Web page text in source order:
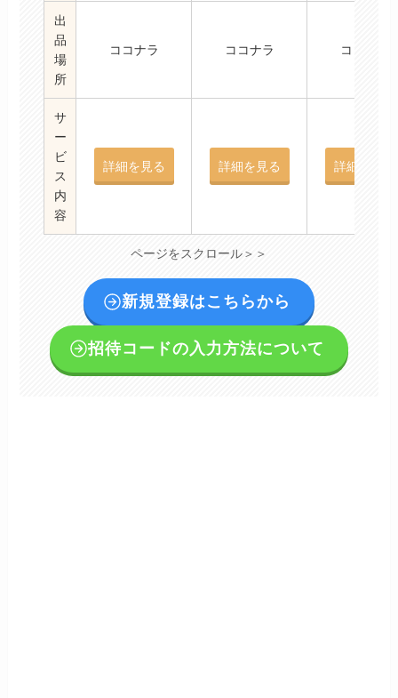
出
品
場
所
ココナラ ココナラ ココナラ
サ
ー
ビ
ス
内
容
詳細を見る 詳細を見る 詳細を見る
ページをスクロール＞＞
新規登録はこちらから
招待コードの入力方法について